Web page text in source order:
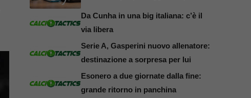
Da Cunha in una big italiana: c’è il
via libera
Serie A, Gasperini nuovo allenatore:
destinazione a sorpresa per lui
Esonero a due giornate dalla fine:
grande ritorno in panchina